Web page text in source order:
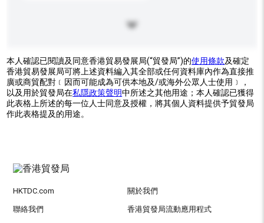
本人確認已閱讀及同意香港貿易發展局(“貿發局”)的使用條款及確定
香港貿易發展局可將上述資料編入其全部或任何資料庫內作為直接推
廣或商貿配對﹝因而可能成為可供本地及/或海外公眾人士使用﹞，
以及用於貿發局在私隱政策聲明中所述之其他用途；本人確認已獲得
此表格上所述的每一位人士同意及授權，將其個人資料提供予貿發局
作此表格提及的用途。
HKTDC.com 關於我們
聯絡我們 香港貿發局流動應用程式